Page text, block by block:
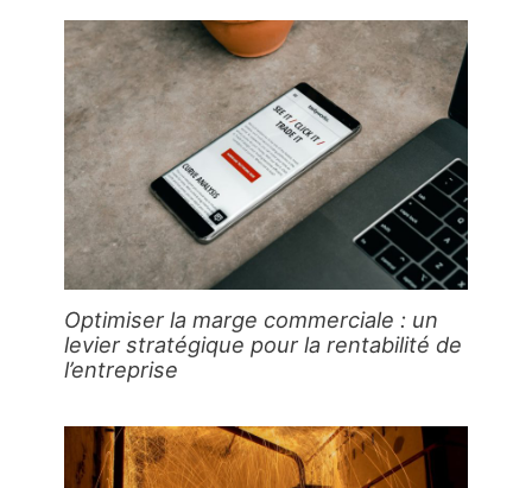
Optimiser la marge commerciale : un
levier stratégique pour la rentabilité de
l’entreprise